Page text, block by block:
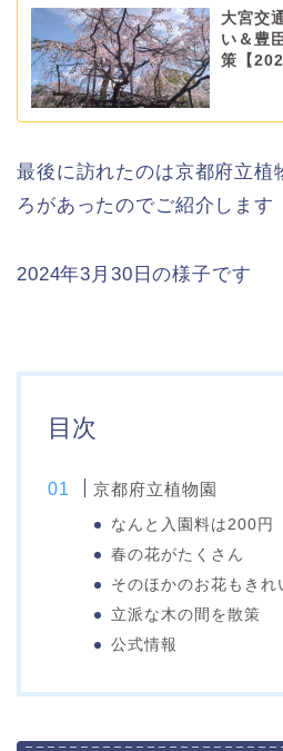
大宮交
い＆豊
策【
最後に訪れたのは京都府立植
ろがあったのでご紹介します
2024年3月30日の様子です
目次
京都府立植物園
なんと入園料は200円
春の花がたくさん
そのほかのお花もきれ
立派な木の間を散策
公式情報